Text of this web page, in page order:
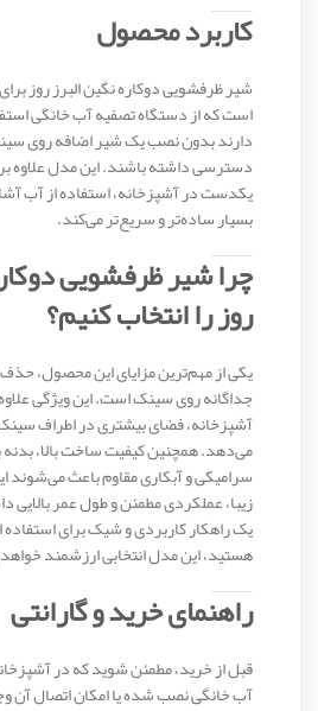
کاربرد محصول
شیر ظرفشویی دوکاره نگین البرز روز
است که از دستگاه تصفیه آب خانگی
دارند بدون نصب یک شیر اضافه روی
دسترسی داشته باشند. این مدل علاوه
یکدست در آشپزخانه، استفاده از آب
بسیار ساده‌تر و سریع‌تر می‌کند.
چرا شیر ظرفشویی
روز را انتخاب کنیم؟
یکی از مهم‌ترین مزایای این محصول،
جداگانه روی سینک است. این ویژگی
آشپزخانه، فضای بیشتری در اطراف
می‌دهد. همچنین کیفیت ساخت بالا، بدنه
سرامیکی و آبکاری مقاوم باعث می‌شوند
زیبا، عملکردی مطمئن و طول عمر بالایی
یک راهکار کاربردی و شیک برای
هستید، این مدل انتخابی ارزشمند
راهنمای خرید و گارانتی
قبل از خرید، مطمئن شوید که در
آب خانگی نصب شده یا امکان اتصال آن